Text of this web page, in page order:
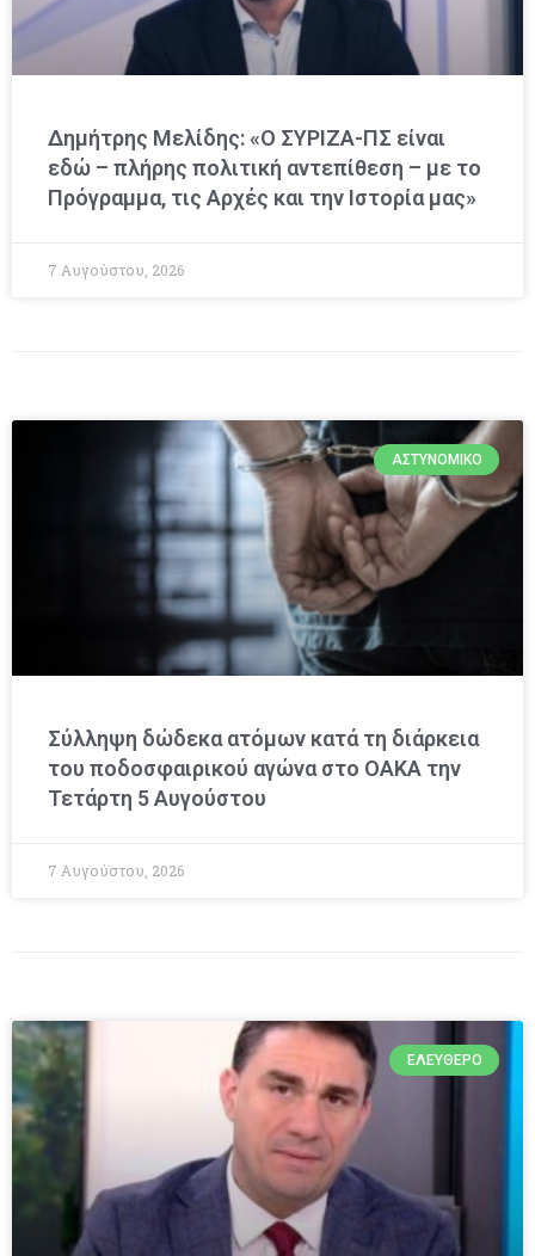
Δημήτρης Μελίδης: «Ο ΣΥΡΙΖΑ-ΠΣ είναι
εδώ – πλήρης πολιτική αντεπίθεση – με το
Πρόγραμμα, τις Αρχές και την Ιστορία μας»
7 Αυγούστου, 2026
ΑΣΤΥΝΟΜΙΚΌ
Σύλληψη δώδεκα ατόμων κατά τη διάρκεια
του ποδοσφαιρικού αγώνα στο ΟΑΚΑ την
Τετάρτη 5 Αυγούστου
7 Αυγούστου, 2026
ΕΛΕΎΘΕΡΟ